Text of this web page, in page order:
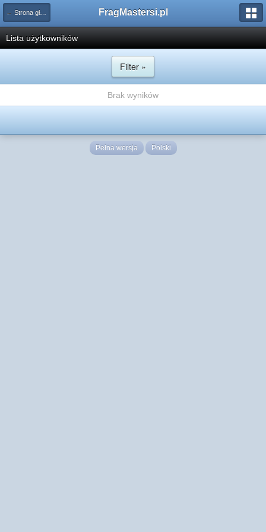
← Strona główna FragMastersi.pl
Lista użytkowników
Filter »
Brak wyników
Pełna wersja Polski